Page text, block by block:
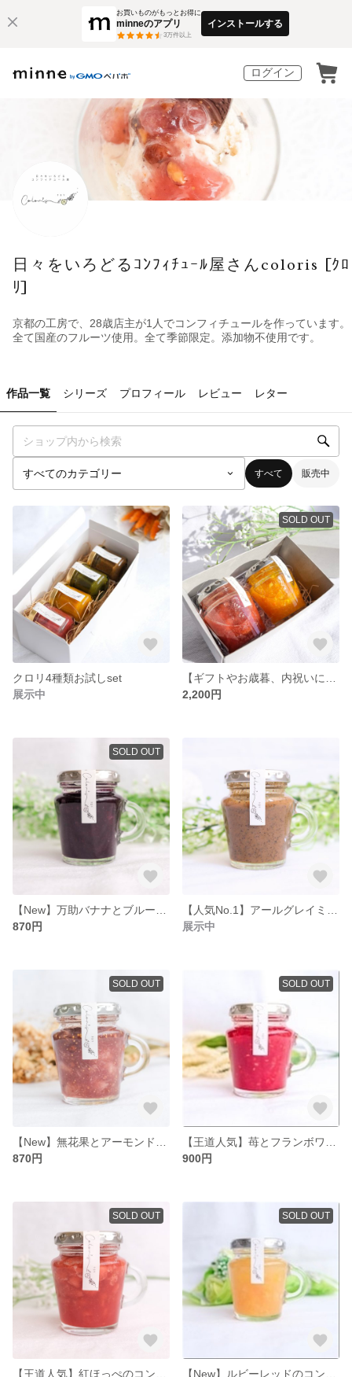
お買いものがもっとお得に
minneのアプリ
3万件以上
インストールする
ログイン
日々をいろどるｺﾝﾌｨﾁｭｰﾙ屋さんcoloris [ｸﾛ
ﾘ]
京都の工房で、28歳店主が1人でコンフィチュールを作っています。
全て国産のフルーツ使用。全て季節限定。添加物不使用です。
作品一覧 シリーズ プロフィール レビュー レター
すべて 販売中
クロリ4種類お試しset
展示中
SOLD OUT
2,200円
SOLD OUT
870円
展示中
SOLD OUT
870円
SOLD OUT
900円
SOLD OUT SOLD OUT